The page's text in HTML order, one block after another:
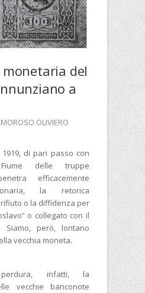
del
a
OLIVIERO
di pari passo con
delle truppe
efficacemente
la retorica
o la diffidenza per
o collegato con il
Siamo, però, lontano
vecchia moneta.
infatti, la
vecchie banconote